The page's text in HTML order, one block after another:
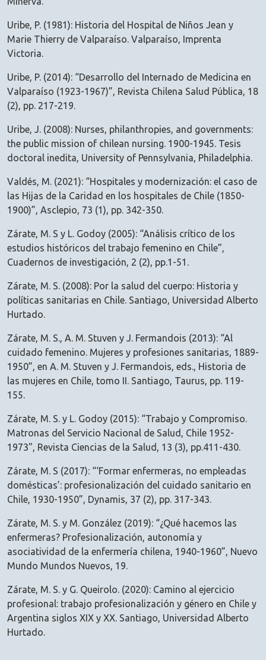
Uribe, P. (1981): Historia del Hospital de Niños Jean y
Marie Thierry de Valparaíso. Valparaíso, Imprenta
Victoria.
Uribe, P. (2014): “Desarrollo del Internado de Medicina en
Valparaíso (1923-1967)”, Revista Chilena Salud Pública, 18
(2), pp. 217-219.
Uribe, J. (2008): Nurses, philanthropies, and governments:
the public mission of chilean nursing. 1900-1945. Tesis
doctoral inedita, University of Pennsylvania, Philadelphia.
Valdés, M. (2021): “Hospitales y modernización: el caso de
las Hijas de la Caridad en los hospitales de Chile (1850-
1900)”, Asclepio, 73 (1), pp. 342-350.
Zárate, M. S y L. Godoy (2005): “Análisis crítico de los
estudios históricos del trabajo femenino en Chile”,
Cuadernos de investigación, 2 (2), pp.1-51.
Zárate, M. S. (2008): Por la salud del cuerpo: Historia y
políticas sanitarias en Chile. Santiago, Universidad Alberto
Hurtado.
Zárate, M. S., A. M. Stuven y J. Fermandois (2013): “Al
cuidado femenino. Mujeres y profesiones sanitarias, 1889-
1950”, en A. M. Stuven y J. Fermandois, eds., Historia de
las mujeres en Chile, tomo II. Santiago, Taurus, pp. 119-
155.
Zárate, M. S. y L. Godoy (2015): “Trabajo y Compromiso.
Matronas del Servicio Nacional de Salud, Chile 1952-
1973", Revista Ciencias de la Salud, 13 (3), pp.411-430.
Zárate, M. S (2017): “‘Formar enfermeras, no empleadas
domésticas’: profesionalización del cuidado sanitario en
Chile, 1930-1950”, Dynamis, 37 (2), pp. 317-343.
Zárate, M. S. y M. González (2019): “¿Qué hacemos las
enfermeras? Profesionalización, autonomía y
asociatividad de la enfermería chilena, 1940-1960”, Nuevo
Mundo Mundos Nuevos, 19.
Zárate, M. S. y G. Queirolo. (2020): Camino al ejercicio
profesional: trabajo profesionalización y género en Chile y
Argentina siglos XIX y XX. Santiago, Universidad Alberto
Hurtado.